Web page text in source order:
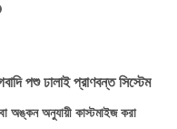
পশু ঢালাই প্রাণবন্ত সিস্টেম
অঙ্কন অনুযায়ী কাস্টমাইজ করা